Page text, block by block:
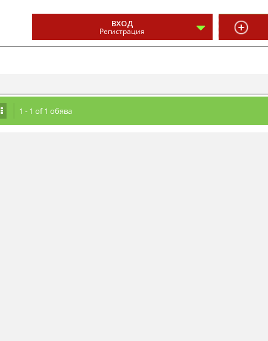
ВХОД
Регистрация
1 - 1 of 1 обява